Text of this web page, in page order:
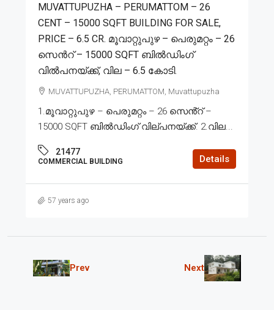
MUVATTUPUZHA – PERUMATTOM – 26
CENT – 15000 SQFT BUILDING FOR SALE,
PRICE – 6.5 CR. മൂവാറ്റുപുഴ – പെരുമറ്റം – 26
സെൻറ് – 15000 SQFT ബിൽഡിംഗ്
വിൽപനയ്ക്ക്, വില – 6.5 കോടി.
MUVATTUPUZHA, PERUMATTOM, Muvattupuzha
1.മൂവാറ്റുപുഴ – പെരുമറ്റം – 26 സെൻ്റ് –
15000 SQFT ബിൽഡിംഗ് വില്പനയ്ക്ക്. 2.വില...
21477
COMMERCIAL BUILDING Details
57 years ago
Prev Next